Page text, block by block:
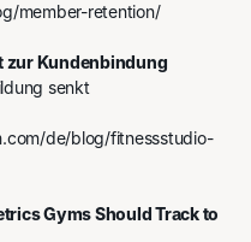
member-retention/
zur Kundenbindung
senkt
de/blog/fitnessstudio-
Gyms Should Track to